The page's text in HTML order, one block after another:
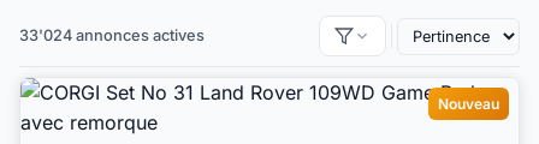
33'024 annonces actives
Nouveau